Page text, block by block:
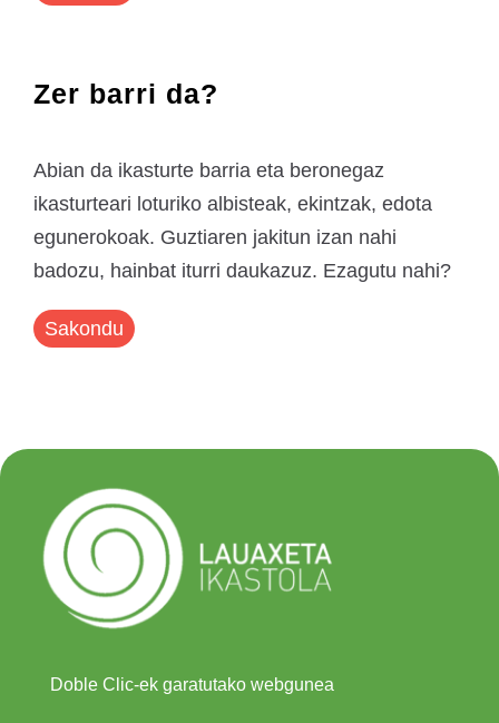
Zer barri da?
Abian da ikasturte barria eta beronegaz
ikasturteari loturiko albisteak, ekintzak, edota
egunerokoak. Guztiaren jakitun izan nahi
badozu, hainbat iturri daukazuz. Ezagutu nahi?
Sakondu
Doble Clic-ek garatutako webgunea